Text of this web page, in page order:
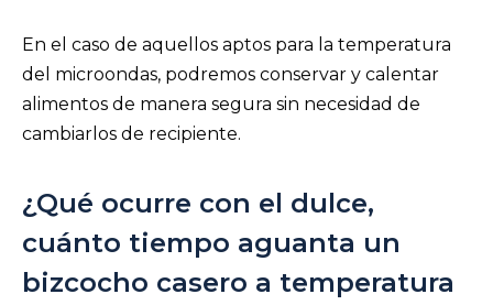
En el caso de aquellos aptos para la temperatura
del microondas, podremos conservar y calentar
alimentos de manera segura sin necesidad de
cambiarlos de recipiente.
¿Qué ocurre con el dulce,
cuánto tiempo aguanta un
bizcocho casero a temperatura